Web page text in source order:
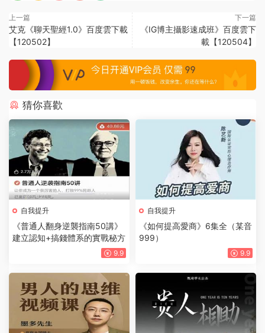
上一篇
艾克《聊天聖經1.0》百度雲下載
【120502】
下一篇
《IG博主攝影速成班》百度雲下
載【120504】
猜你喜歡
自我提升
《普通人翻身逆襲指南50講》
建立認知+搞錢體系的實戰秘方
9.9
自我提升
《如何提高愛商》6集全（某音
999）
9.9